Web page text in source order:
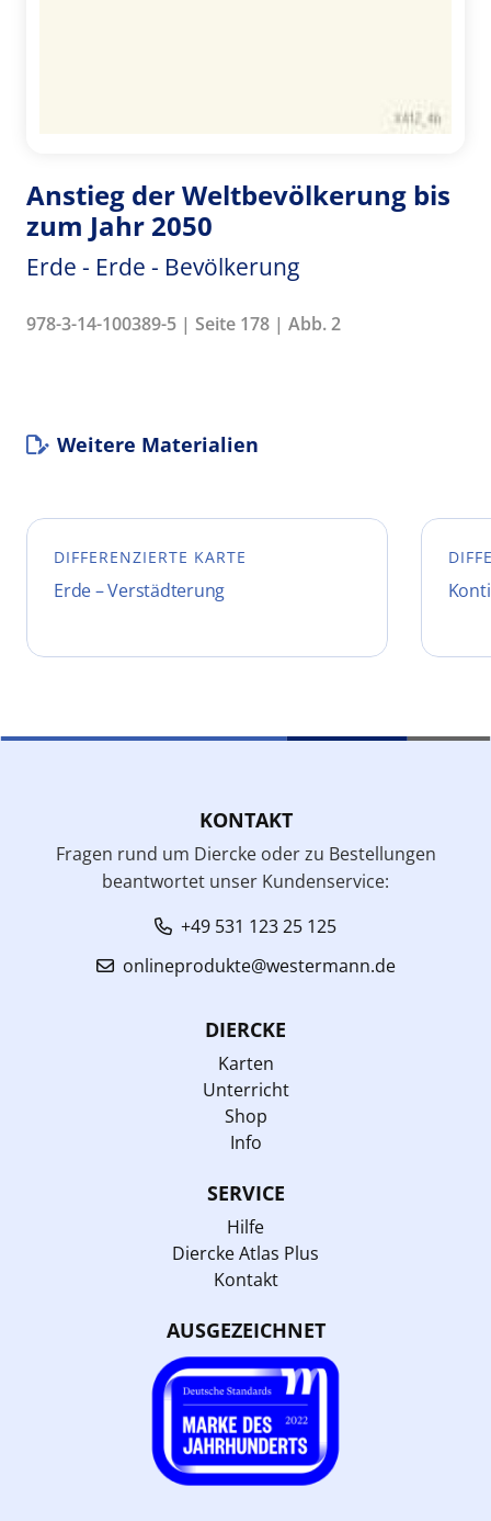
Anstieg der Weltbevölkerung bis
zum Jahr 2050
Erde - Erde - Bevölkerung
978-3-14-100389-5 | Seite 178 | Abb. 2
Weitere Materialien
DIFFERENZIERTE KARTE
Erde – Verstädterung
KONTAKT
Fragen rund um Diercke oder zu Bestellungen
beantwortet unser Kundenservice:
+49 531 123 25 125
onlineprodukte@westermann.de
DIERCKE
Karten
Unterricht
Shop
Info
SERVICE
Hilfe
Diercke Atlas Plus
Kontakt
AUSGEZEICHNET